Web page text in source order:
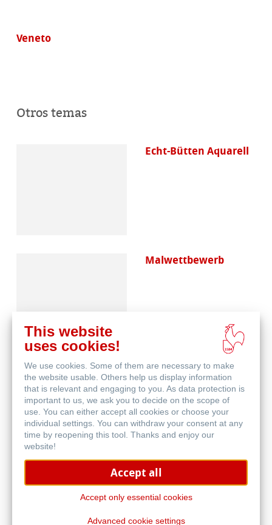
Veneto
Otros temas
Echt-Bütten Aquarell
Malwettbewerb
Skizzenpapiere
Skizzenbücher
This website
uses cookies!
We use cookies. Some of them are necessary to make
the website usable. Others help us display information
that is relevant and engaging to you. As data protection is
important to us, we ask you to decide on the scope of
use. You can either accept all cookies or choose your
individual settings. You can withdraw your consent at any
time by reopening this tool. Thanks and enjoy our
website!
Accept all
Accept only essential cookies
Advanced cookie settings